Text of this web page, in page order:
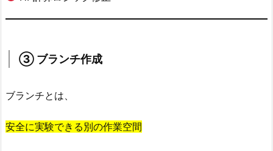
践
習
現
③ ブランチ作成
ブランチとは、
安全に実験できる別の作業空間